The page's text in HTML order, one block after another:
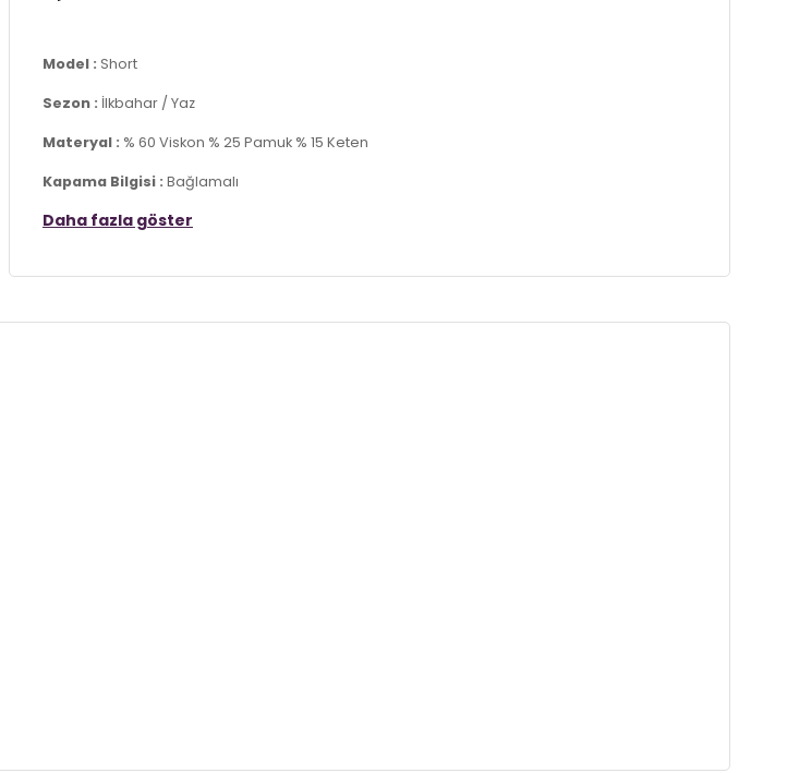
Model : Short
Sezon : İlkbahar / Yaz
Materyal : % 60 Viskon % 25 Pamuk % 15 Keten
Kapama Bilgisi : Bağlamalı
Cep Bilgisi :Cepli
2DY25Y0606K1.17
Daha fazla göster